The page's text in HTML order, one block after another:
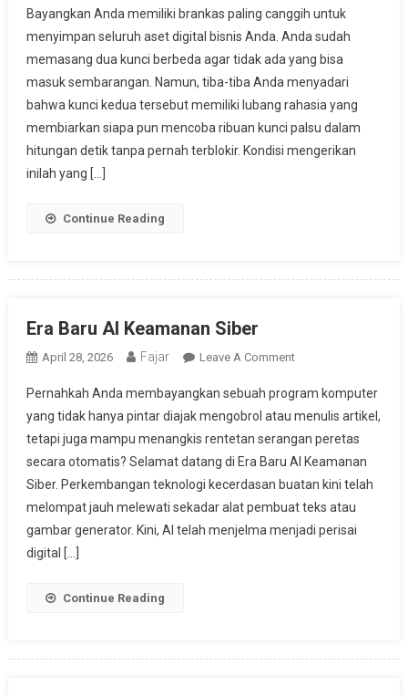
Berita Awas Peretas Kripto Mengincar Anda
Berita Website Aset Kredibilitas Usaha Terbaik
Kritis
Autentikasi
CPanel
Bayangkan Anda memiliki brankas paling canggih untuk
menyimpan seluruh aset digital bisnis Anda. Anda sudah
memasang dua kunci berbeda agar tidak ada yang bisa
masuk sembarangan. Namun, tiba-tiba Anda menyadari
bahwa kunci kedua tersebut memiliki lubang rahasia yang
membiarkan siapa pun mencoba ribuan kunci palsu dalam
hitungan detik tanpa pernah terblokir. Kondisi mengerikan
inilah yang […]
Continue Reading
Era Baru AI Keamanan Siber
April 28, 2026 Fajar Leave A CommentOn
Baru
AI
Keamanan
Siber
Pernahkah Anda membayangkan sebuah program komputer
yang tidak hanya pintar diajak mengobrol atau menulis artikel,
tetapi juga mampu menangkis rentetan serangan peretas
secara otomatis? Selamat datang di Era Baru AI Keamanan
Siber. Perkembangan teknologi kecerdasan buatan kini telah
melompat jauh melewati sekadar alat pembuat teks atau
gambar generator. Kini, AI telah menjelma menjadi perisai
digital […]
Continue Reading